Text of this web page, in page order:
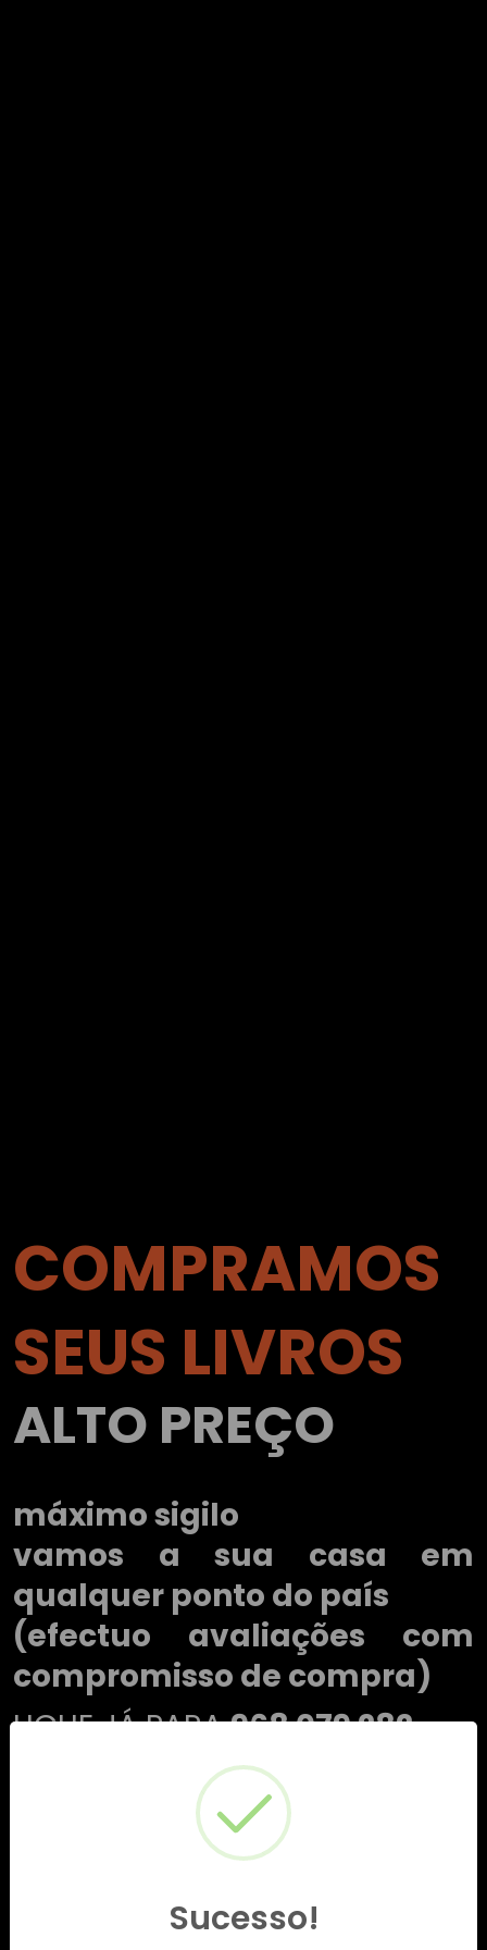
COMPRAMOS
SEUS LIVROS
ALTO PREÇO
máximo sigilo
vamos a sua casa em
qualquer ponto do país
(efectuo avaliações com
compromisso de compra)
LIGUE JÁ PARA968 079 282
Sucesso!